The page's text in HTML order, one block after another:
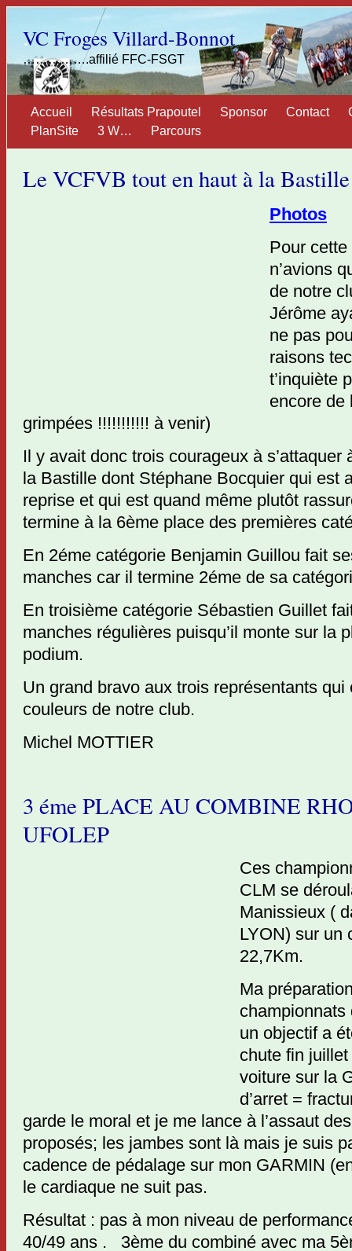
VC Froges Villard-Bonnot
…………….affilié FFC-FSGT
Accueil Résultats Prapoutel Sponsor Contact
PlanSite
3 W… Parcours
Le VCFVB tout en haut à la
Photos
Pour
n’avions
de notre
Jérôme
ne pas
raisons
t’inquiète
encore de
grimpées !!!!!!!!!!! à venir)
Il y avait donc trois courageux à s’attaquer
la Bastille dont Stéphane Bocquier qui est
reprise et qui est quand même plutôt
termine à la 6ème place des premières
En 2éme catégorie Benjamin Guillou fait
manches car il termine 2éme de sa
En troisième catégorie Sébastien Guillet
manches régulières puisqu’il monte sur la
podium.
Un grand bravo aux trois représentants qui
couleurs de notre club.
Michel MOTTIER
3 éme PLACE AU COMBINE
UFOLEP
Ces
CLM se
Manissieux (
LYON) sur un
22,7Km.
Ma
championnats
un objectif a
chute fin
voiture sur la
d’arret =
garde le moral et je me lance à l’assaut
proposés; les jambes sont là mais je suis
cadence de pédalage sur mon GARMIN
le cardiaque ne suit pas.
Résultat : pas à mon niveau de
40/49 ans . 3ème du combiné avec ma